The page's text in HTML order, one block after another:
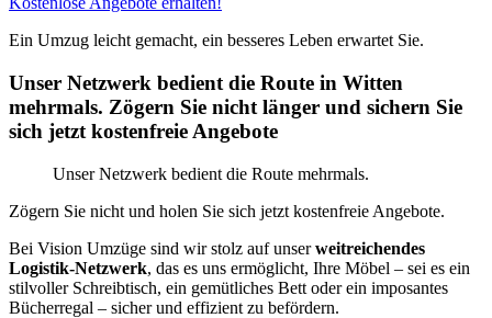
Ein Umzug leicht gemacht, ein besseres Leben erwartet Sie.
Unser Netzwerk bedient die Route in Witten
mehrmals. Zögern Sie nicht länger und sichern Sie
sich jetzt kostenfreie Angebote
Unser Netzwerk bedient die Route mehrmals.
Zögern Sie nicht und holen Sie sich jetzt kostenfreie Angebote.
Bei Vision Umzüge sind wir stolz auf unserweitreichendes
Logistik-Netzwerk, das es uns ermöglicht, Ihre Möbel – sei es ein
stilvoller Schreibtisch, ein gemütliches Bett oder ein imposantes
Bücherregal – sicher und effizient zu befördern.